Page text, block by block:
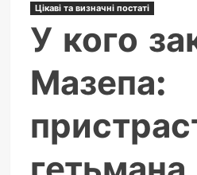
Цікаві та визначні постаті
У кого
Мазепа: